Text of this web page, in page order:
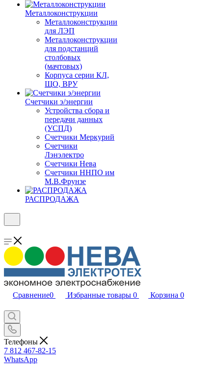
Металлоконструкции
Металлоконструкции
для ЛЭП
Металлоконструкции
для подстанций
столбовых
(мачтовых)
Корпуса серии КЛ,
ЩО, ВРУ
Счетчики э/энергии
Устройства сбора и
передачи данных
(УСПД)
Счетчики Меркурий
Счетчики
Лэнэлектро
Счетчики Нева
Счетчики ННПО им
М.В.Фрунзе
РАСПРОДАЖА
Сравнение0 Избранные товары 0 Корзина 0
Телефоны
7 812 467-82-15
WhatsApp